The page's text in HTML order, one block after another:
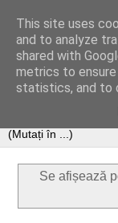
Se afișează
This site uses
and to analyze
shared with
metrics to
statistics, and to